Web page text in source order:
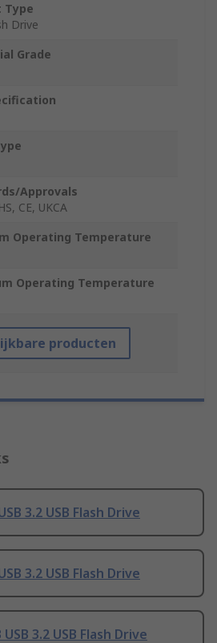
Type
Drive
Grade
Approvals
CE, UKCA
Operating Temperature
Operating Temperature
producten
3.2 USB Flash Drive
3.2 USB Flash Drive
3.2 USB Flash Drive